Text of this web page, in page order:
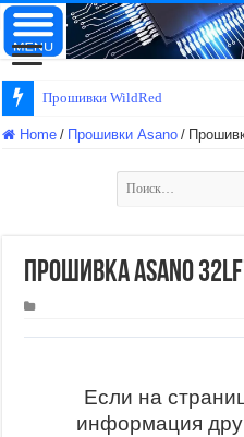
Прошивки WildRed
Home / Прошивки Asano /
Найти:
Прошивка Asano
Если на
информация